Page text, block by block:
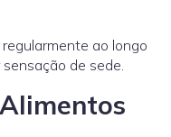
ao longo
de sede.